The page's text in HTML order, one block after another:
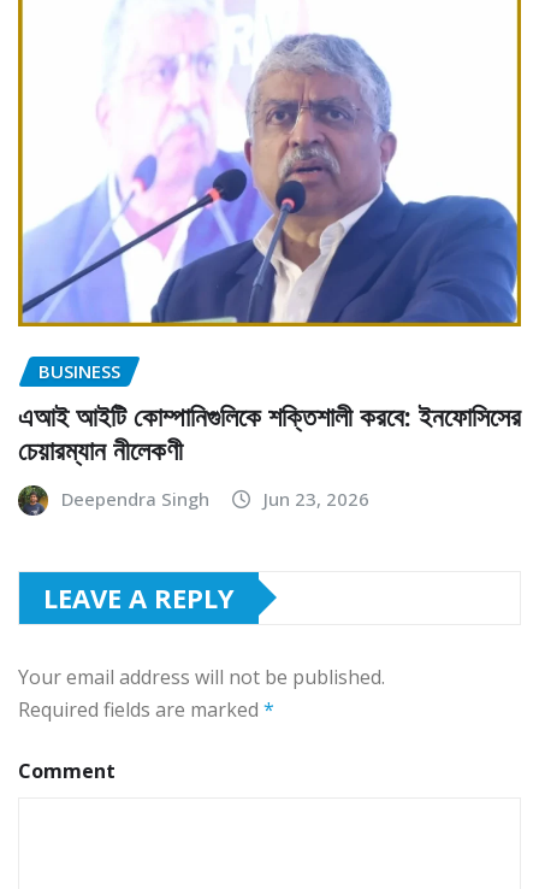
BUSINESS
এআই আইটি কোম্পানিগুলিকে শক্তিশালী করবে: ইনফোসিসের
চেয়ারম্যান নীলেকণী
Deependra Singh Jun 23, 2026
LEAVE A REPLY
Your email address will not be published.
Required fields are marked *
Comment